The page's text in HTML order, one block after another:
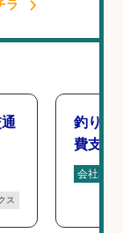
ラ
ス
釣り具
費支給
会社名